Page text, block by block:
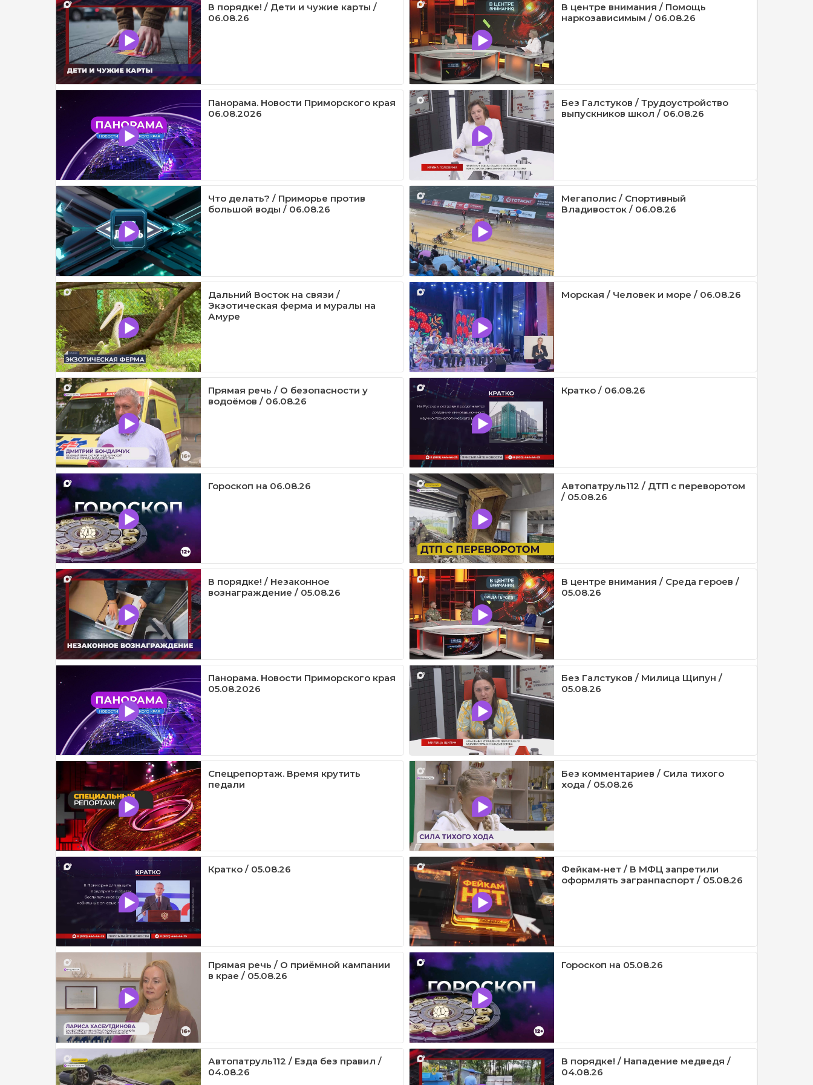
В порядке! / Дети и чужие карты /
06.08.26
В центре внимания / Помощь
наркозависимым / 06.08.26
Панорама. Новости Приморского края
06.08.2026
Без Галстуков / Трудоустройство
выпускников школ / 06.08.26
Что делать? / Приморье против
большой воды / 06.08.26
Мегаполис / Спортивный
Владивосток / 06.08.26
Дальний Восток на связи /
Экзотическая ферма и муралы на
Амуре
Морская / Человек и море / 06.08.26
Прямая речь / О безопасности у
водоёмов / 06.08.26
Кратко / 06.08.26
Гороскоп на 06.08.26
Автопатруль112 / ДТП с переворотом
/ 05.08.26
В порядке! / Незаконное
вознаграждение / 05.08.26
В центре внимания / Среда героев /
05.08.26
Панорама. Новости Приморского края
05.08.2026
Без Галстуков / Милица Щипун /
05.08.26
Спецрепортаж. Время крутить
педали
Без комментариев / Сила тихого
хода / 05.08.26
Кратко / 05.08.26
Фейкам-нет / В МФЦ запретили
оформлять загранпаспорт / 05.08.26
Прямая речь / О приёмной кампании
в крае / 05.08.26
Гороскоп на 05.08.26
Автопатруль112 / Езда без правил /
04.08.26
В порядке! / Нападение медведя /
04.08.26